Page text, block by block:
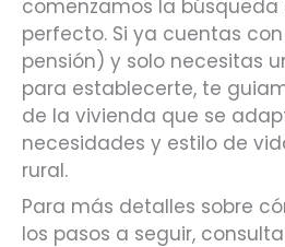
comenzamos la
perfecto. Si ya cuentas
pensión) y solo necesitas
para establecerte, te
de la vivienda que se
necesidades y estilo de
rural.
Para más detalles sobre
los pasos a seguir,